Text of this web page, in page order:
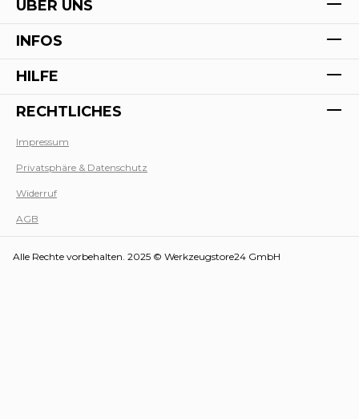
ÜBER UNS
INFOS
HILFE
RECHTLICHES
Impressum
Privatsphäre & Datenschutz
Widerruf
AGB
Alle Rechte vorbehalten. 2025 © Werkzeugstore24 GmbH